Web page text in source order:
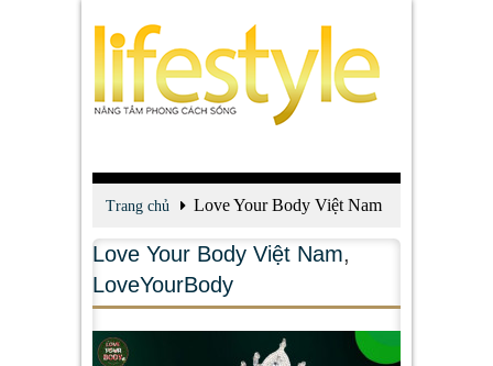
Trang chủ Love Your Body Việt Nam
Love Your Body Việt Nam,
LoveYourBody